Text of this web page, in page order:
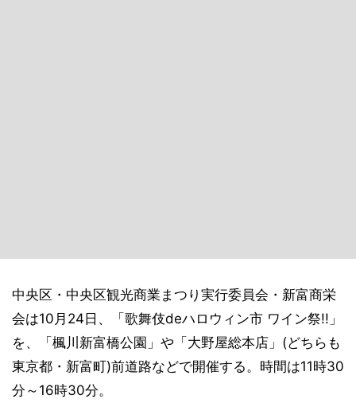
中央区・中央区観光商業まつり実行委員会・新富商栄
会は10月24日、「歌舞伎deハロウィン市 ワイン祭!!」
を、「楓川新富橋公園」や「大野屋総本店」(どちらも
東京都・新富町)前道路などで開催する。時間は11時30
分～16時30分。